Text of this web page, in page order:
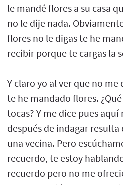
le mandé flores a su casa
no le dije nada.
flores no le digas te he
recibir porque te cargas la
Y claro yo al ver que no
te he mandado flores.
tocas? Y me dice pues
después de indagar resulta
una vecina. Pero
recuerdo, te estoy
recuerdo pero no me